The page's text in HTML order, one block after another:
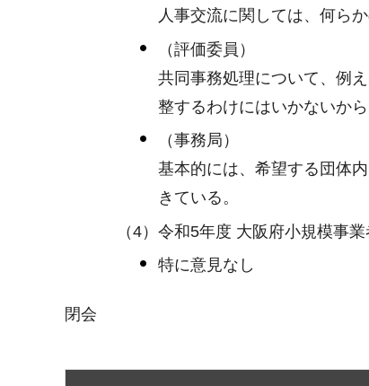
人事交流に関しては、何ら
（評価委員）
共同事務処理について、例
整するわけにはいかないか
（事務局）
基本的には、希望する団体
きている。
（4）令和5年度 大阪府小規模事
特に意見なし
閉会